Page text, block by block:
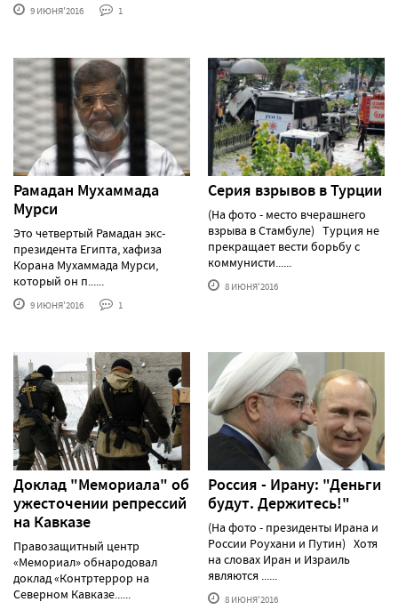
9 ИЮНЯ'2016 1
Рамадан Мухаммада
Мурси
Это четвертый Рамадан экс-
президента Египта, хафиза
Корана Мухаммада Мурси,
который он п......
9 ИЮНЯ'2016 1
Серия взрывов в Турции
(На фото - место вчерашнего
взрыва в Стамбуле) Турция не
прекращает вести борьбу с
коммунисти......
8 ИЮНЯ'2016
Доклад "Мемориала" об
ужесточении репрессий
на Кавказе
Правозащитный центр
«Мемориал» обнародовал
доклад «Контртеррор на
Северном Кавказе......
Россия - Ирану: "Деньги
будут. Держитесь!"
(На фото - президенты Ирана и
России Роухани и Путин) Хотя
на словах Иран и Израиль
являются ......
8 ИЮНЯ'2016